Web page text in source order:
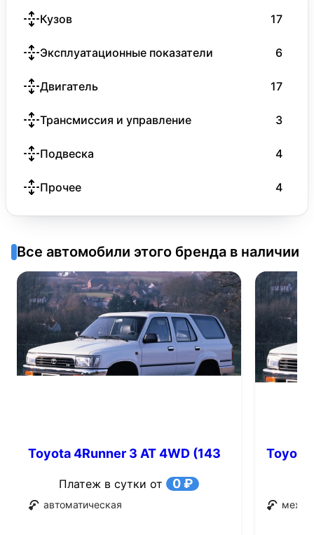
Кузов 17
Эксплуатационные показатели 6
Двигатель 17
Трансмиссия и управление 3
Подвеска 4
Прочее 4
Все автомобили этого бренда в наличии
Toyota 4Runner 3 AT 4WD (143
Платеж в сутки от 0 ₽
автоматическая
Toyota